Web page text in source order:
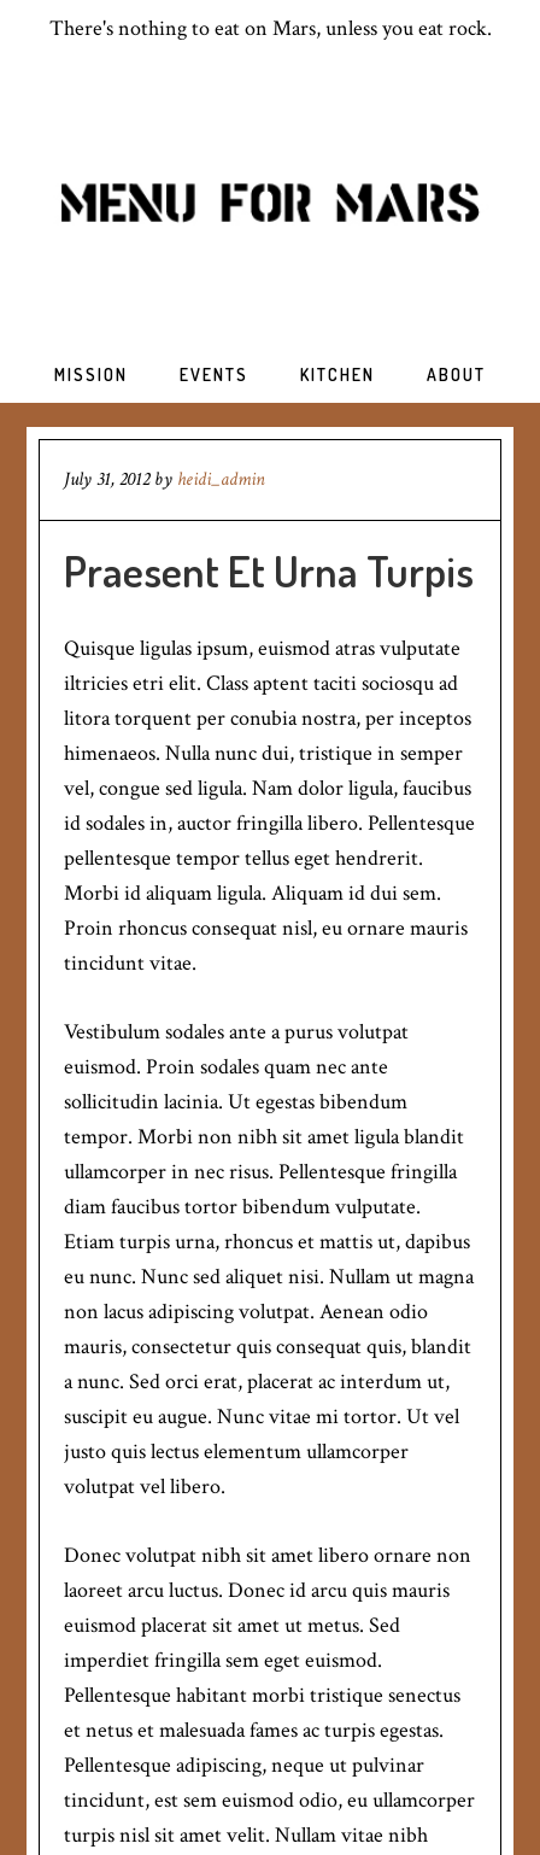
There's nothing to eat on Mars, unless you eat rock.
MISSION EVENTS KITCHEN ABOUT
July 31, 2012by heidi_admin
Praesent Et Urna Turpis
Quisque ligulas ipsum, euismod atras vulputate
iltricies etri elit. Class aptent taciti sociosqu ad
litora torquent per conubia nostra, per inceptos
himenaeos. Nulla nunc dui, tristique in semper
vel, congue sed ligula. Nam dolor ligula, faucibus
id sodales in, auctor fringilla libero. Pellentesque
pellentesque tempor tellus eget hendrerit.
Morbi id aliquam ligula. Aliquam id dui sem.
Proin rhoncus consequat nisl, eu ornare mauris
tincidunt vitae.
Vestibulum sodales ante a purus volutpat
euismod. Proin sodales quam nec ante
sollicitudin lacinia. Ut egestas bibendum
tempor. Morbi non nibh sit amet ligula blandit
ullamcorper in nec risus. Pellentesque fringilla
diam faucibus tortor bibendum vulputate.
Etiam turpis urna, rhoncus et mattis ut, dapibus
eu nunc. Nunc sed aliquet nisi. Nullam ut magna
non lacus adipiscing volutpat. Aenean odio
mauris, consectetur quis consequat quis, blandit
a nunc. Sed orci erat, placerat ac interdum ut,
suscipit eu augue. Nunc vitae mi tortor. Ut vel
justo quis lectus elementum ullamcorper
volutpat vel libero.
Donec volutpat nibh sit amet libero ornare non
laoreet arcu luctus. Donec id arcu quis mauris
euismod placerat sit amet ut metus. Sed
imperdiet fringilla sem eget euismod.
Pellentesque habitant morbi tristique senectus
et netus et malesuada fames ac turpis egestas.
Pellentesque adipiscing, neque ut pulvinar
tincidunt, est sem euismod odio, eu ullamcorper
turpis nisl sit amet velit. Nullam vitae nibh